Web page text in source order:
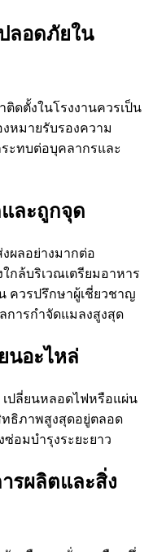
ลอดภัยใน
ดตั้งในโรงงานควรเป็น
หมายรับรองความ
ะทบต่อบุคลากรและ
ละถูกจุด
ผลอย่างมากต่อ
กล้บริเวณเตรียมอาหาร
ควรปรึกษาผู้เชี่ยวชาญ
การกำจัดแมลงสูงสุด
นอะไหล่
เปลี่ยนหลอดไฟหรือแผ่น
ธิภาพสูงสุดอยู่ตลอด
ซ่อมบำรุงระยะยาว
รผลิตและสิ่ง